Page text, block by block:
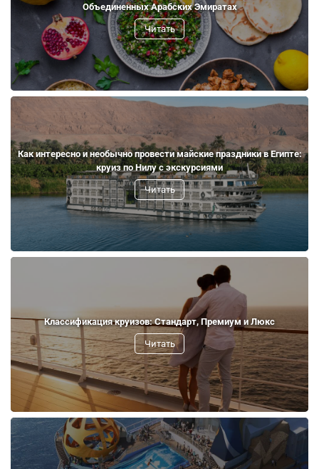
Объединенных Арабских Эмиратах
Читать
Как интересно и необычно провести майские праздники в Египте:
круиз по Нилу с экскурсиями
Читать
Классификация круизов: Стандарт, Премиум и Люкс
Читать